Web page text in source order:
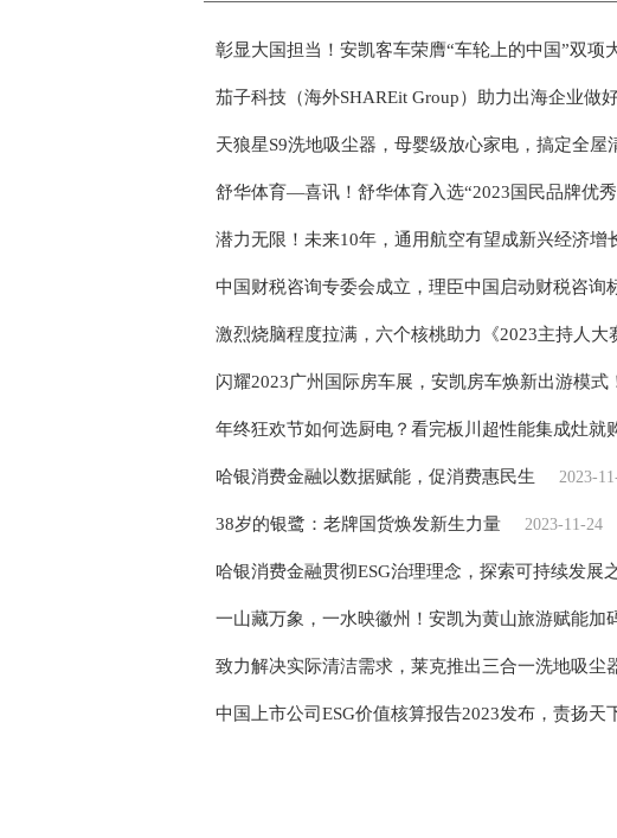
彰显大国担当！安凯客车荣膺“车轮上的中国”双项
茄子科技（海外SHAREit Group）助力出海企业做
天狼星S9洗地吸尘器，母婴级放心家电，搞定全屋
舒华体育—喜讯！舒华体育入选“2023国民品牌优
潜力无限！未来10年，通用航空有望成新兴经济增
中国财税咨询专委会成立，理臣中国启动财税咨询
激烈烧脑程度拉满，六个核桃助力《2023主持人大
闪耀2023广州国际房车展，安凯房车焕新出游模式
年终狂欢节如何选厨电？看完板川超性能集成灶就
哈银消费金融以数据赋能，促消费惠民生 2023-
38岁的银鹭：老牌国货焕发新生力量 2023-11-24
哈银消费金融贯彻ESG治理理念，探索可持续发展
一山藏万象，一水映徽州！安凯为黄山旅游赋能加
致力解决实际清洁需求，莱克推出三合一洗地吸尘
中国上市公司ESG价值核算报告2023发布，责扬天